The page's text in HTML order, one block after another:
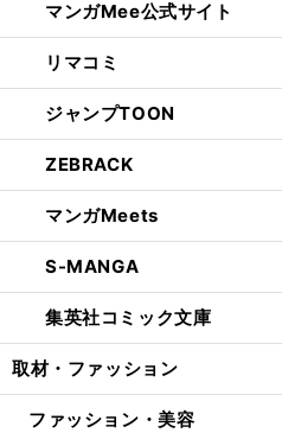
マンガMee公式サイト
リマコミ
ジャンプTOON
ZEBRACK
マンガMeets
S-MANGA
集英社コミック文庫
取材・ファッション
ファッション・美容